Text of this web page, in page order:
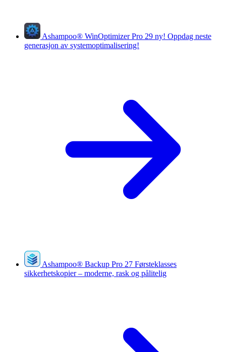
Ashampoo® WinOptimizer Pro 29 ny! Oppdag neste
generasjon av systemoptimalisering!
Ashampoo® Backup Pro 27 Førsteklasses
sikkerhetskopier – moderne, rask og pålitelig